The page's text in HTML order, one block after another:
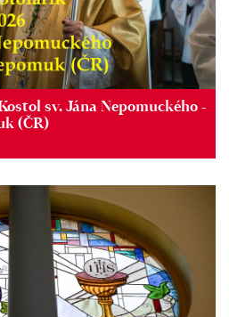
sv. Jána Nepomuckého -
(ČR)